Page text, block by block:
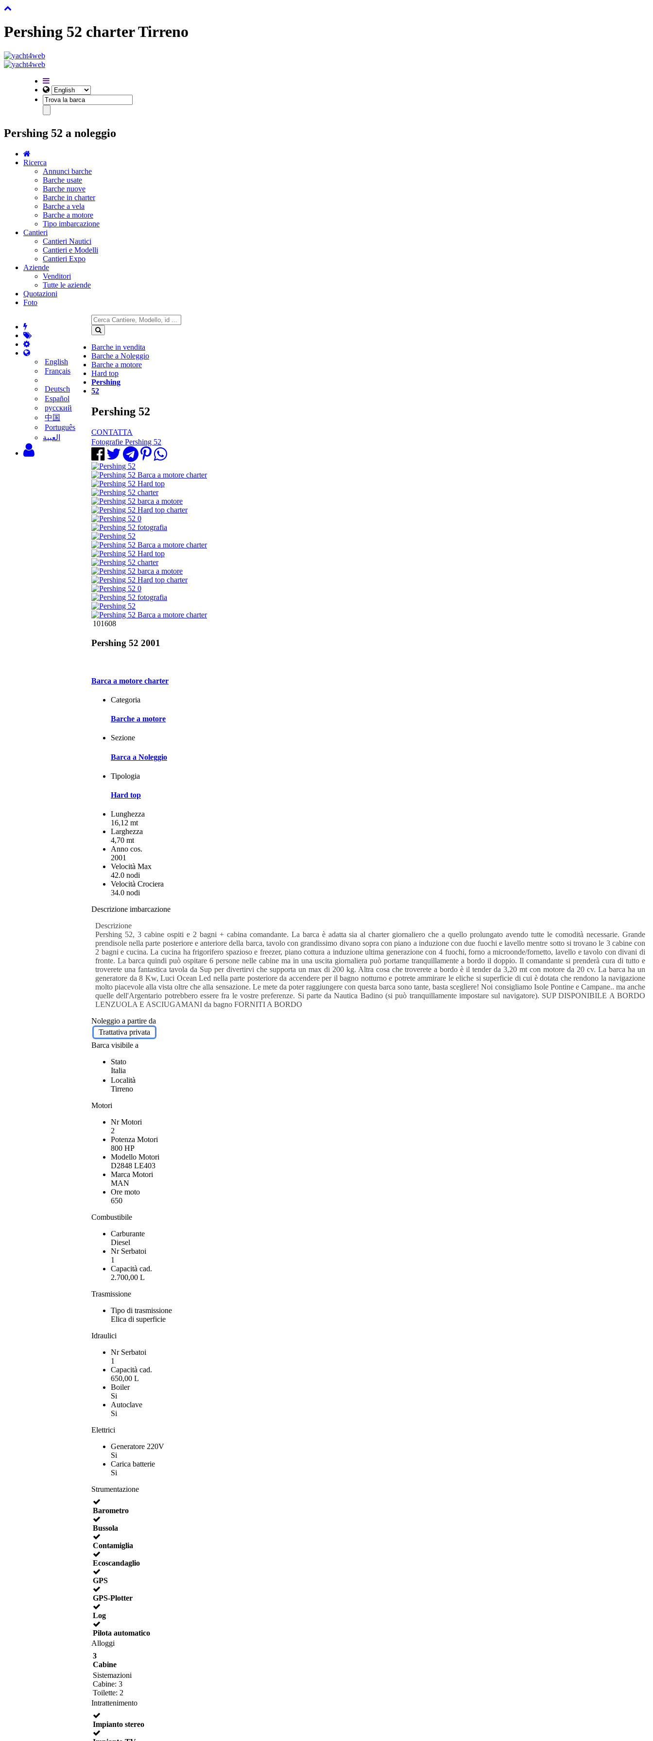
Pershing 52 charter Tirreno
Pershing 52 a noleggio
Ricerca
Annunci barche
Barche usate
Barche nuove
Barche in charter
Barche a vela
Barche a motore
Tipo imbarcazione
Cantieri
Cantieri Nautici
Cantieri e Modelli
Cantieri Expo
Aziende
Venditori
Tutte le aziende
Quotazioni
Foto
English
Français
Deutsch
Español
русский
中国
Português
‫العبية
Barche in vendita
Barche a Noleggio
Barche a motore
Hard top
Pershing
52
Pershing 52
CONTATTA
Fotografie Pershing 52
101608
Pershing 52 2001
Barca a motore charter
Categoria
Barche a motore
Sezione
Barca a Noleggio
Tipologia
Hard top
Lunghezza
16,12 mt
Larghezza
4,70 mt
Anno cos.
2001
Velocità Max
42.0 nodi
Velocità Crociera
34.0 nodi
Descrizione imbarcazione
Descrizione
Pershing 52, 3 cabine ospiti e 2 bagni + cabina comandante. La barca è adatta sia al charter giornaliero che a quello prolungato avendo tutte le comodità necessarie. Grande
prendisole nella parte posteriore e anteriore della barca, tavolo con grandissimo divano sopra con piano a induzione con due fuochi e lavello mentre sotto si trovano le 3 cabine con
2 bagni e cucina. La cucina ha frigorifero spazioso e freezer, piano cottura a induzione ultima generazione con 4 fuochi, forno a microonde/fornetto, lavello e tavolo con divani di
fronte. La barca quindi può ospitare 6 persone nelle cabine ma in una uscita giornaliera può portarne tranquillamente a bordo il doppio. Il comandante si prenderà cura di tutto e
troverete una fantastica tavola da Sup per divertirvi che supporta un max di 200 kg. Altra cosa che troverete a bordo è il tender da 3,20 mt con motore da 20 cv. La barca ha un
generatore da 8 Kw, Luci Ocean Led nella parte posteriore da accendere per il bagno notturno e potrete ammirare le eliche si superficie di cui è dotata che rendono la navigazione
molto piacevole alla vista oltre che alla sensazione. Le mete da poter raggiungere con questa barca sono tante, basta scegliere! Noi consigliamo Isole Pontine e Campane.. ma anche
quelle dell'Argentario potrebbero essere fra le vostre preferenze. Si parte da Nautica Badino (si può tranquillamente impostare sul navigatore). SUP DISPONIBILE A BORDO
LENZUOLA E ASCIUGAMANI da bagno FORNITI A BORDO
Noleggio a partire da
Trattativa privata
Barca visibile a
Stato
Italia
Località
Tirreno
Motori
Nr Motori
2
Potenza Motori
800 HP
Modello Motori
D2848 LE403
Marca Motori
MAN
Ore moto
650
Combustibile
Carburante
Diesel
Nr Serbatoi
1
Capacità cad.
2.700,00 L
Trasmissione
Tipo di trasmissione
Elica di superficie
Idraulici
Nr Serbatoi
1
Capacità cad.
650,00 L
Boiler
Si
Autoclave
Si
Elettrici
Generatore 220V
Si
Carica batterie
Si
Strumentazione
Barometro
Bussola
Contamiglia
Ecoscandaglio
GPS
GPS-Plotter
Log
Pilota automatico
Alloggi
3
Cabine
Sistemazioni
Cabine: 3
Toilette: 2
Intrattenimento
Impianto stereo